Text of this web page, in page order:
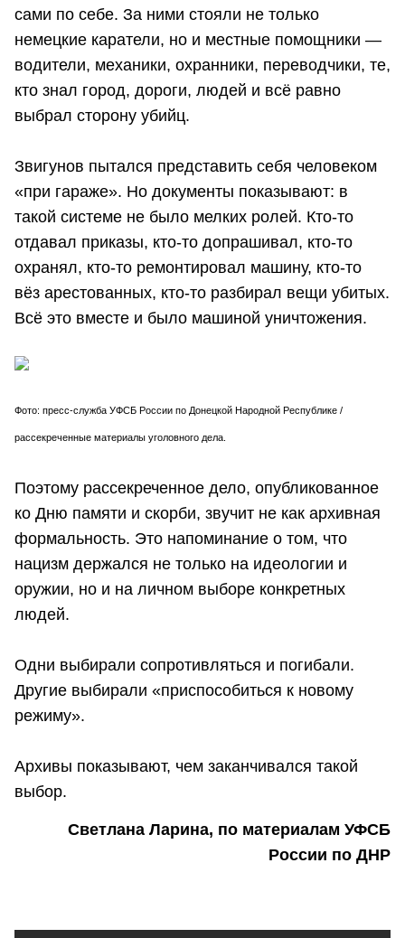
сами по себе. За ними стояли не только
немецкие каратели, но и местные помощники —
водители, механики, охранники, переводчики, те,
кто знал город, дороги, людей и всё равно
выбрал сторону убийц.
Звигунов пытался представить себя человеком
«при гараже». Но документы показывают: в
такой системе не было мелких ролей. Кто-то
отдавал приказы, кто-то допрашивал, кто-то
охранял, кто-то ремонтировал машину, кто-то
вёз арестованных, кто-то разбирал вещи убитых.
Всё это вместе и было машиной уничтожения.
Фото: пресс-служба УФСБ России по Донецкой Народной Республике /
рассекреченные материалы уголовного дела.
Поэтому рассекреченное дело, опубликованное
ко Дню памяти и скорби, звучит не как архивная
формальность. Это напоминание о том, что
нацизм держался не только на идеологии и
оружии, но и на личном выборе конкретных
людей.
Одни выбирали сопротивляться и погибали.
Другие выбирали «приспособиться к новому
режиму».
Архивы показывают, чем заканчивался такой
выбор.
Светлана Ларина, по материалам УФСБ
России по ДНР